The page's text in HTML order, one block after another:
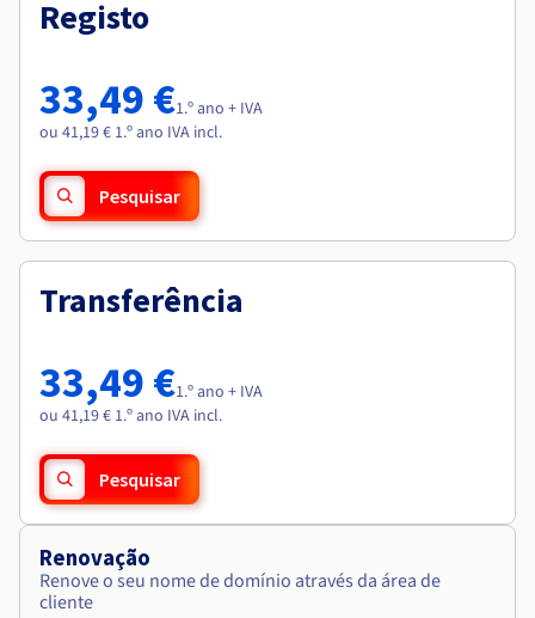
Preços
Roadmap & Changelog
Observabilidade
Roadmap & Changelog
Roadmap & Changelog
Roadmap & Changelog
Roadmap & Changelog
Registo
33,49 €1.º ano + IVA
ou 41,19 € 1.º ano IVA incl.
Pesquisar
Transferência
33,49 €1.º ano + IVA
ou 41,19 € 1.º ano IVA incl.
Pesquisar
Renovação
Renove o seu nome de domínio através da área de
cliente